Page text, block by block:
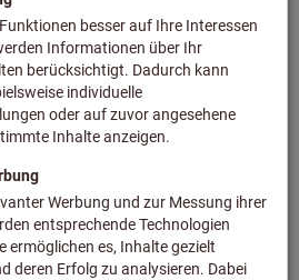
Seitenschneider, verchromt VDE-
isoliert
KNIPEX®
Art.-Nr.: 725300
Lieferbar
34,39 €
inkl. MwSt.
zzgl. Versandkosten
Netto28,90 €